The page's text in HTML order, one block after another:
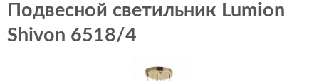
Подвесной светильник Lumion
Shivon 6518/4